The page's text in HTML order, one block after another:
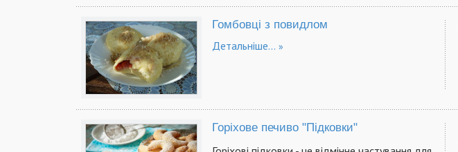
Гомбовці з повидлом
Детальніше...
Горіхове печиво "Підковки"